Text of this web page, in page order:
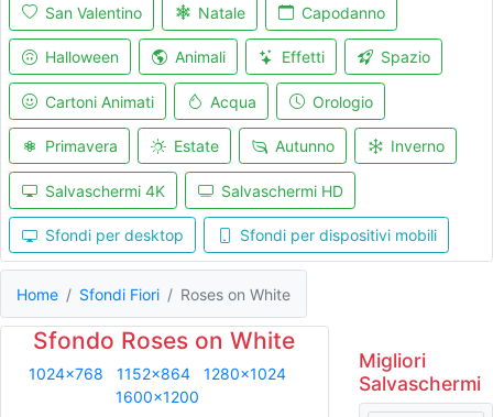
San Valentino Natale Capodanno
Halloween Animali Effetti Spazio
Cartoni Animati Acqua Orologio
Primavera Estate Autunno Inverno
Salvaschermi 4K Salvaschermi HD
Sfondi per desktop Sfondi per dispositivi mobili
Home Sfondi Fiori Roses on White
Sfondo Roses on White
1024x768 1152x864
1280x1024
1600x1200
Migliori
Salvaschermi